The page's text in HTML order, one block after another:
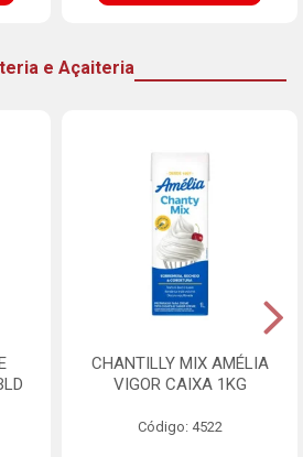
e Açaiteria
CHANTILLY MIX AMÉLIA
VIGOR CAIXA 1KG
Código: 4522